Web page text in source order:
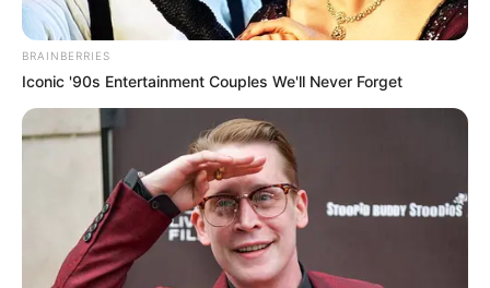
Violento atraco en Ibagué:
Encañonaron a un hombre
robaron hasta el anillo de
matrimonio
ATAQUE SICARIAL
Dos niñas resultaron
heridas por arma de fuego
en Ibagué durante ataque
sicarial
BRAINBERRIES
Iconic '90s Entertainment Couples We'll Never Forget